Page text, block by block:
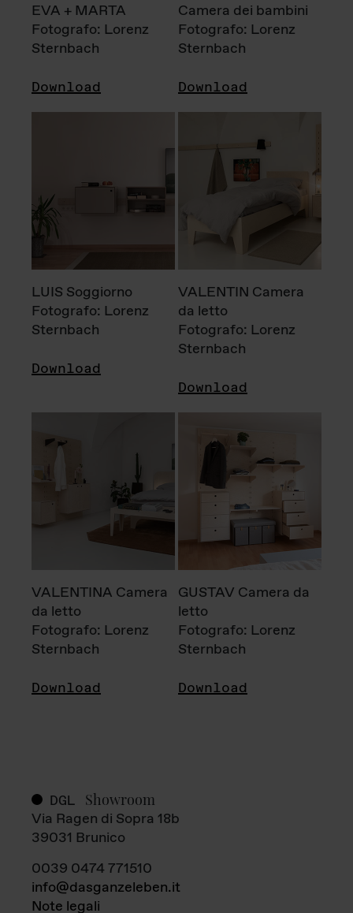
EVA + MARTA
Fotografo: Lorenz
Sternbach
Download
Camera dei bambini
Fotografo: Lorenz
Sternbach
Download
LUIS Soggiorno
Fotografo: Lorenz
Sternbach
Download
VALENTIN Camera
da letto
Fotografo: Lorenz
Sternbach
Download
VALENTINA Camera
da letto
Fotografo: Lorenz
Sternbach
Download
GUSTAV Camera da
letto
Fotografo: Lorenz
Sternbach
Download
DGL Showroom
Via Ragen di Sopra 18b
39031 Brunico
0039 0474 771510
info@dasganzeleben.it
Note legali